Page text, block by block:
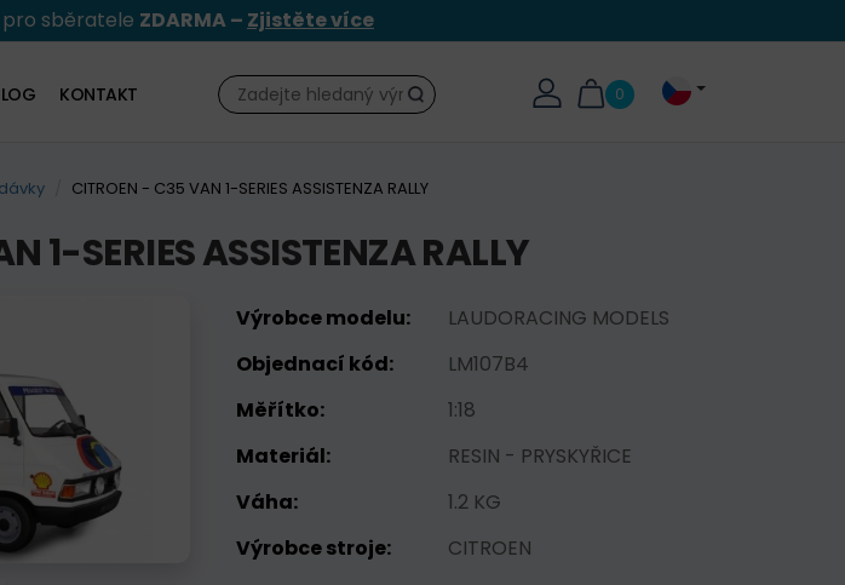
sběratele ZDARMA – Zjistěte více
0
Hledat
KONTAKT
CITROEN - C35 VAN 1-SERIES ASSISTENZA RALLY
1-SERIES ASSISTENZA RALLY
Výrobce modelu:
LAUDORACING MODELS
Objednací kód:
LM107B4
Měřítko:
1:18
Materiál:
RESIN - PRYSKYŘICE
Váha:
1.2 KG
Výrobce stroje:
CITROEN